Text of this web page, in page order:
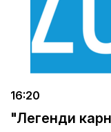
16:20
"Легенди